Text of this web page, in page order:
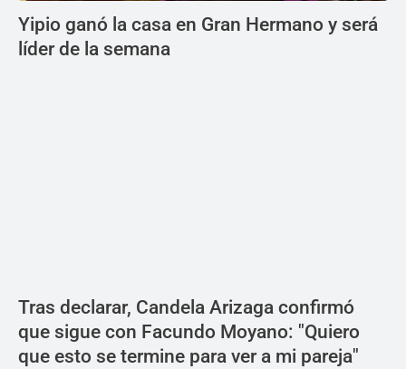
Yipio ganó la casa en Gran Hermano y será
líder de la semana
Tras declarar, Candela Arizaga confirmó
que sigue con Facundo Moyano: "Quiero
que esto se termine para ver a mi pareja"